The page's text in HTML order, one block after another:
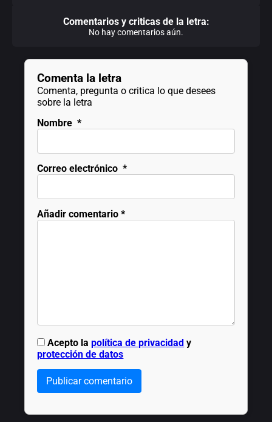
Comentarios y criticas de la letra:
No hay comentarios aún.
Comenta la letra
Comenta, pregunta o critica lo que desees
sobre la letra
Nombre *
Correo electrónico *
Añadir comentario *
Acepto lapolítica de privacidad y
protección de datos
Publicar comentario